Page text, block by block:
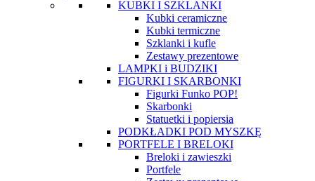
KUBKI I SZKLANKI
Kubki ceramiczne
Kubki termiczne
Szklanki i kufle
Zestawy prezentowe
LAMPKI i BUDZIKI
FIGURKI I SKARBONKI
Figurki Funko POP!
Skarbonki
Statuetki i popiersia
PODKŁADKI POD MYSZKĘ
PORTFELE I BRELOKI
Breloki i zawieszki
Portfele